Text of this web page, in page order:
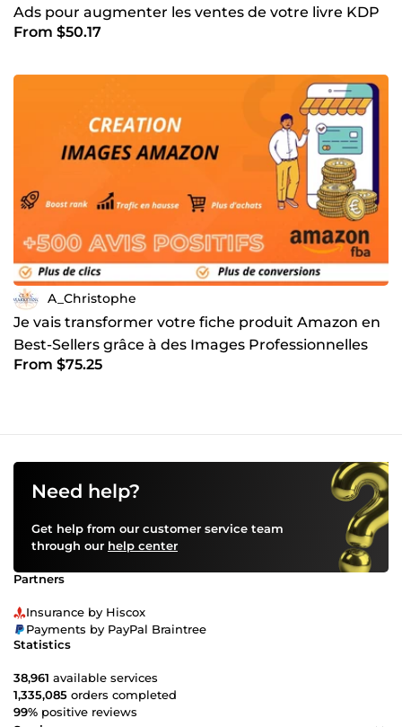
Ads pour augmenter les ventes de votre livre KDP
From $50.17
A_Christophe
Je vais transformer votre fiche produit Amazon en
Best-Sellers grâce à des Images Professionnelles
From $75.25
Need help?
Get help from our customer service team
through our help center
Partners
Insurance by Hiscox
Payments by PayPal Braintree
Statistics
38,961 available services
1,335,085 orders completed
99% positive reviews